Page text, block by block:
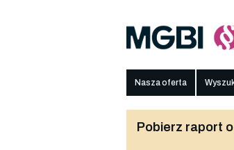
Nasza oferta
Pobierz raport